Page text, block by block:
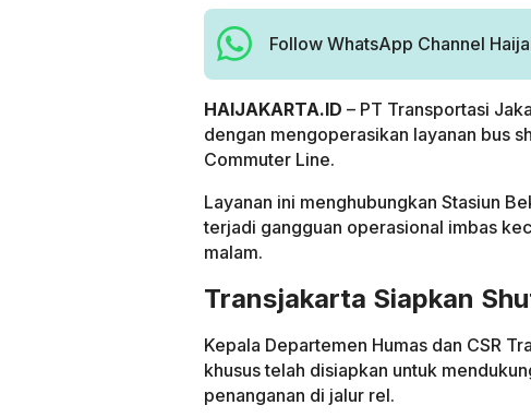
Follow WhatsApp Channel
HAIJAKARTA.ID – PT Transportasi
dengan mengoperasikan layanan bus
Commuter Line.
Layanan ini menghubungkan Stasiun
terjadi gangguan operasional imbas
malam.
Transjakarta Siapkan
Kepala Departemen Humas dan CSR
khusus telah disiapkan untuk
penanganan di jalur rel.